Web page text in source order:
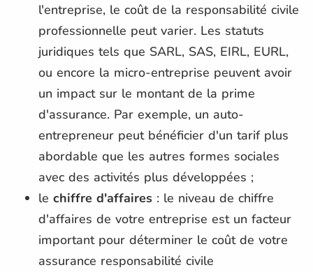
l'entreprise, le coût de la responsabilité civile
professionnelle peut varier. Les statuts
juridiques tels que SARL, SAS, EIRL, EURL,
ou encore la micro-entreprise peuvent avoir
un impact sur le montant de la prime
d'assurance. Par exemple, un auto-
entrepreneur peut bénéficier d'un tarif plus
abordable que les autres formes sociales
avec des activités plus développées ;
le chiffre d'affaires : le niveau de chiffre
d'affaires de votre entreprise est un facteur
important pour déterminer le coût de votre
assurance responsabilité civile